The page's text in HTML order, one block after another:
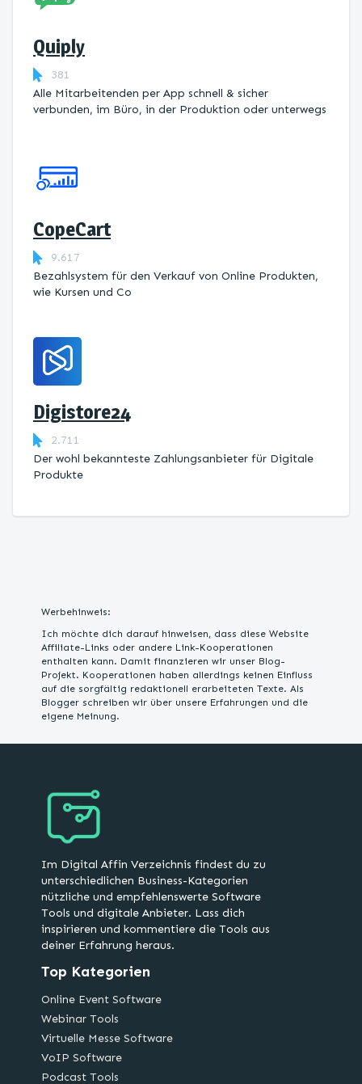
Quiply
381
Alle Mitarbeitenden per App schnell & sicher
verbunden, im Büro, in der Produktion oder unterwegs
CopeCart
9.617
Bezahlsystem für den Verkauf von Online Produkten,
wie Kursen und Co
Digistore24
2.711
Der wohl bekannteste Zahlungsanbieter für Digitale
Produkte
Werbehinweis:
Ich möchte dich darauf hinweisen, dass diese Website
Affiliate-Links oder andere Link-Kooperationen
enthalten kann. Damit finanzieren wir unser Blog-
Projekt. Kooperationen haben allerdings keinen Einfluss
auf die sorgfältig redaktionell erarbeiteten Texte. Als
Blogger schreiben wir über unsere Erfahrungen und die
eigene Meinung.
Im Digital Affin Verzeichnis findest du zu
unterschiedlichen Business-Kategorien
nützliche und empfehlenswerte Software
Tools und digitale Anbieter. Lass dich
inspirieren und kommentiere die Tools aus
deiner Erfahrung heraus.
Top Kategorien
Online Event Software
Webinar Tools
Virtuelle Messe Software
VoIP Software
Podcast Tools